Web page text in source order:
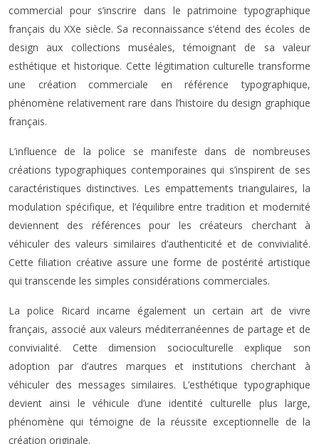
commercial pour s’inscrire dans le patrimoine typographique
français du XXe siècle. Sa reconnaissance s’étend des écoles de
design aux collections muséales, témoignant de sa valeur
esthétique et historique. Cette légitimation culturelle transforme
une création commerciale en référence typographique,
phénomène relativement rare dans l’histoire du design graphique
français.
L’influence de la police se manifeste dans de nombreuses
créations typographiques contemporaines qui s’inspirent de ses
caractéristiques distinctives. Les empattements triangulaires, la
modulation spécifique, et l’équilibre entre tradition et modernité
deviennent des références pour les créateurs cherchant à
véhiculer des valeurs similaires d’authenticité et de convivialité.
Cette filiation créative assure une forme de postérité artistique
qui transcende les simples considérations commerciales.
La police Ricard incarne également un certain art de vivre
français, associé aux valeurs méditerranéennes de partage et de
convivialité. Cette dimension socioculturelle explique son
adoption par d’autres marques et institutions cherchant à
véhiculer des messages similaires. L’esthétique typographique
devient ainsi le véhicule d’une identité culturelle plus large,
phénomène qui témoigne de la réussite exceptionnelle de la
création originale.